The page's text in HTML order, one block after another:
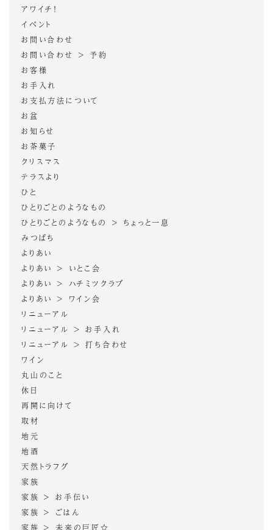
アワイチ！
イベント
お問い合わせ
お問い合わせ > 予約
お客様
お手入れ
お支払方法について
お盆
お知らせ
お茶菓子
クリスマス
テラスより
ひと
ひとりごとのようなもの
ひとりごとのようなもの > ちょっと一息
みつばち
よりあい
よりあい > いとこ会
よりあい > ハチミツクラブ
よりあい > ワイン会
リニューアル
リニューアル > お手入れ
リニューアル > 打ち合わせ
ワイン
丸山のこと
休日
再開に向けて
取材
地元
地酒
天然トラフグ
家族
家族 > お手伝い
家族 > ごはん
家族 > 未来の巨匠☆